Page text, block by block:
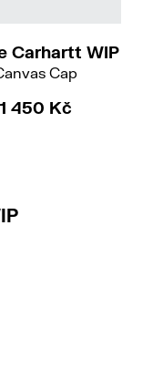
Carhartt WIP
Cap
1 450 Kč